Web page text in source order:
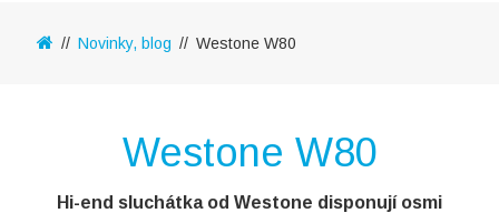
Novinky, blog Westone W80
Westone W80
Hi-end sluchátka od Westone disponují osmi